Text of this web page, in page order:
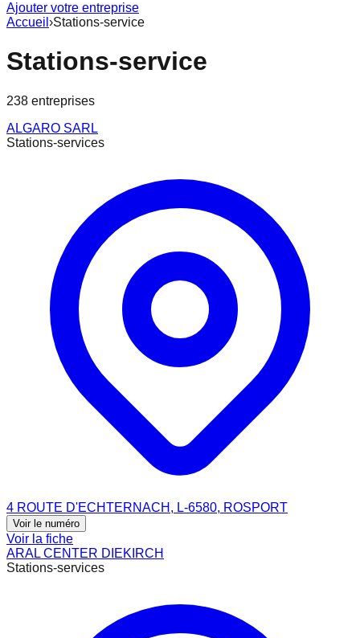
Ajouter votre entreprise
Accueil ›Stations-service
Stations-service
238 entreprises
ALGARO SARL
Stations-services
4 ROUTE D'ECHTERNACH, L-6580, ROSPORT
Voir le numéro
Voir la fiche
ARAL CENTER DIEKIRCH
Stations-services